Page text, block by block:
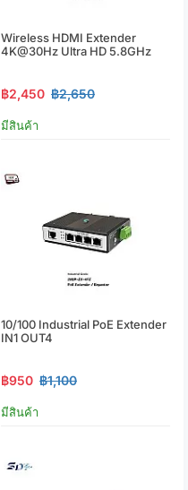
Wireless HDMI Extender
4K@30Hz Ultra HD 5.8GHz
฿2,450 ฿2,650
มีสินค้า
10/100 Industrial PoE Extender
IN1 OUT4
฿950 ฿1,100
มีสินค้า